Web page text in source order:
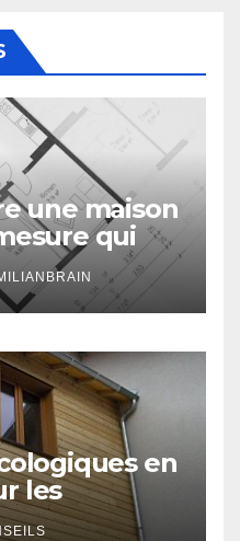
une maison
qui
!
en
les
bâtiment